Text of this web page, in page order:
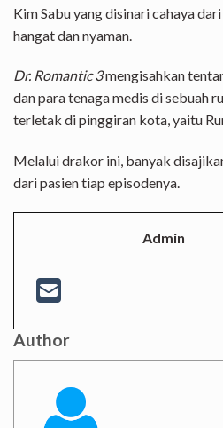
Kim Sabu yang disinari cahaya
hangat dan nyaman.
Dr. Romantic 3mengisahkan
dan para tenaga medis di sebuah
terletak di pinggiran kota, yaitu
Melalui drakor ini, banyak
dari pasien tiap episodenya.
Admin
Author